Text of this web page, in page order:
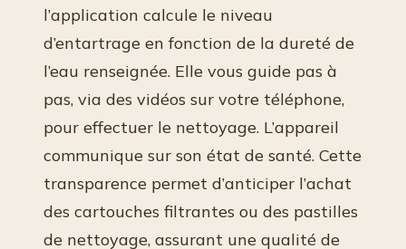
l’application calcule le niveau
d’entartrage en fonction de la dureté de
l’eau renseignée. Elle vous guide pas à
pas, via des vidéos sur votre téléphone,
pour effectuer le nettoyage. L’appareil
communique sur son état de santé. Cette
transparence permet d’anticiper l’achat
des cartouches filtrantes ou des pastilles
de nettoyage, assurant une qualité de